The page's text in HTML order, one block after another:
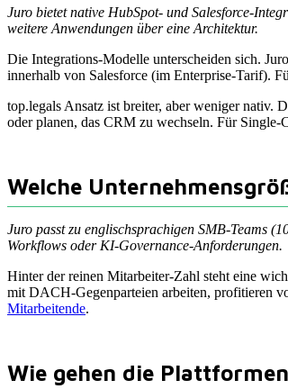
Juro bietet native HubSpot- und Salesforce-
weitere Anwendungen über eine Architektur.
Die Integrations-Modelle unterscheiden sich.
innerhalb von Salesforce (im Enterprise-Tarif).
top.legals Ansatz ist breiter, aber weniger nativ.
oder planen, das CRM zu wechseln. Für
Welche
Juro passt zu englischsprachigen SMB-Teams
Workflows oder KI-Governance-Anforderungen.
Hinter der reinen Mitarbeiter-Zahl steht eine
mit DACH-Gegenparteien arbeiten, profitieren
Mitarbeitende.
Wie gehen die